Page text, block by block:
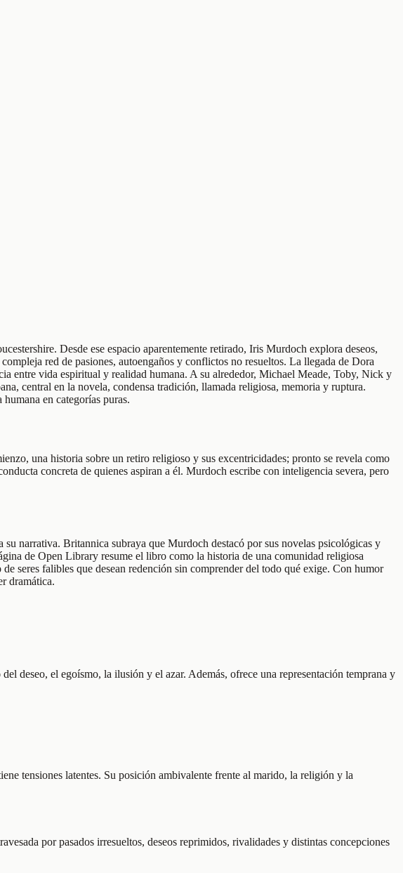
Desde ese espacio aparentemente retirado, Iris Murdoch explora deseos,
red de pasiones, autoengaños y conflictos no resueltos. La llegada de Dora
entre vida espiritual y realidad humana. A su alrededor, Michael Meade, Toby, Nick y
central en la novela, condensa tradición, llamada religiosa, memoria y ruptura.
en categorías puras.
una historia sobre un retiro religioso y sus excentricidades; pronto se revela como
concreta de quienes aspiran a él. Murdoch escribe con inteligencia severa, pero
narrativa. Britannica subraya que Murdoch destacó por sus novelas psicológicas y
de Open Library resume el libro como la historia de una comunidad religiosa
seres falibles que desean redención sin comprender del todo qué exige. Con humor
dramática.
deseo, el egoísmo, la ilusión y el azar. Además, ofrece una representación temprana y
tensiones latentes. Su posición ambivalente frente al marido, la religión y la
por pasados irresueltos, deseos reprimidos, rivalidades y distintas concepciones